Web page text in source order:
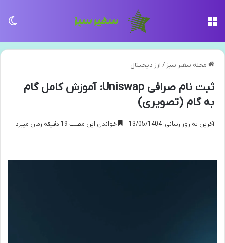
مجله سفیر سبز / ارز دیجیتال
ثبت نام صرافی Uniswap: آموزش کامل گام
به گام (تصویری)
آخرین به روز رسانی: 13/05/1404 خواندن این مطلب 19 دقیقه زمان میبرد